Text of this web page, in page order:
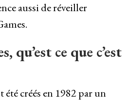
aussi de réveiller
qu’est ce que c’est
été créés en 1982 par un